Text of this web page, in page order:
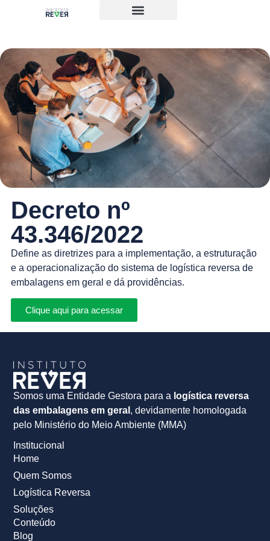
Decreto nº
43.346/2022
Define as diretrizes para a implementação, a estruturação
e a operacionalização do sistema de logística reversa de
embalagens em geral e dá providências.
Clique aqui para acessar
Somos uma Entidade Gestora para a logística reversa
das embalagens em geral , devidamente homologada
pelo Ministério do Meio Ambiente (MMA)
Institucional
Home
Quem Somos
Logística Reversa
Soluções
Conteúdo
Blog